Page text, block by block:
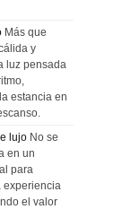
Más que
y
luz pensada
estancia en
lujo No se
en un
para
experiencia
el valor